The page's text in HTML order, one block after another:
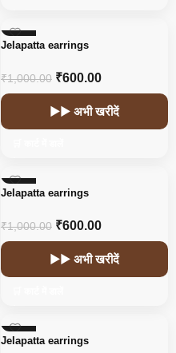
-40%
Jelapatta earrings
₹1,000.00 ₹600.00
▶▶ अभी खरीदें
-40%
Jelapatta earrings
₹1,000.00 ₹600.00
▶▶ अभी खरीदें
-40%
Jelapatta earrings